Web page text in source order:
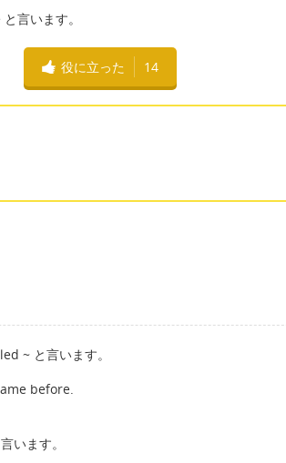
言います。
役に立った 14
~ と言います。
before.
います。